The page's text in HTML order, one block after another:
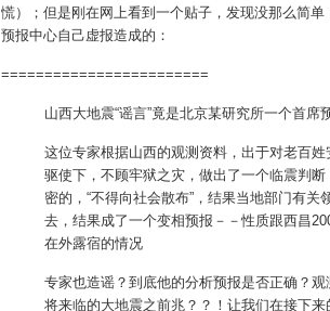
慌）；但是刚在网上看到一个贴子，发现没那么简
预报中心自己虚报造成的：
========================
山西大地震“谣言”竟是北京某研究所一个首席
这位专家根据山西的观测资料，出于对老百
驱使下，不顾牢狱之灾，做出了一个临震判
密的，“不得向社会散布”，结果当地部门有关
去，结果成了一个变相预报－－性质跟西昌
在外露宿的情况
专家也造谣？到底他的分析预报是否正确？
将来临的大地震之前兆？？！让我们在接下来